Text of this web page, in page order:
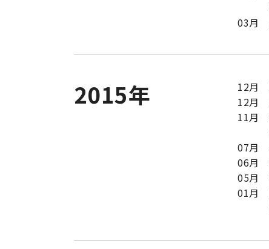
03月
2015年 12月
12月
11月
07月
06月
05月
01月